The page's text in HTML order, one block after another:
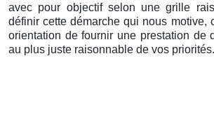
avec pour objectif selon une grille
définir cette démarche qui nous motive,
orientation de fournir une prestation de
au plus juste raisonnable de vos priorités.